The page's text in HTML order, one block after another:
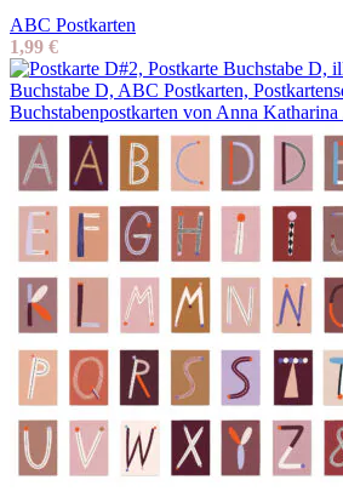
ABC Postkarten
1,99 €